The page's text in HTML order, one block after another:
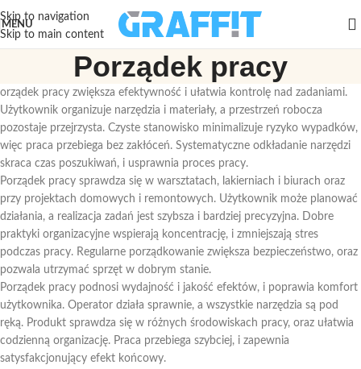
Skip to navigation
Skip to main content
MENU
Porządek pracy
orządek pracy zwiększa efektywność i ułatwia kontrolę nad zadaniami.
Użytkownik organizuje narzędzia i materiały, a przestrzeń robocza
pozostaje przejrzysta. Czyste stanowisko minimalizuje ryzyko wypadków,
więc praca przebiega bez zakłóceń. Systematyczne odkładanie narzędzi
skraca czas poszukiwań, i usprawnia proces pracy.
Porządek pracy sprawdza się w warsztatach, lakierniach i biurach oraz
przy projektach domowych i remontowych. Użytkownik może planować
działania, a realizacja zadań jest szybsza i bardziej precyzyjna. Dobre
praktyki organizacyjne wspierają koncentrację, i zmniejszają stres
podczas pracy. Regularne porządkowanie zwiększa bezpieczeństwo, oraz
pozwala utrzymać sprzęt w dobrym stanie.
Porządek pracy podnosi wydajność i jakość efektów, i poprawia komfort
użytkownika. Operator działa sprawnie, a wszystkie narzędzia są pod
ręką. Produkt sprawdza się w różnych środowiskach pracy, oraz ułatwia
codzienną organizację. Praca przebiega szybciej, i zapewnia
satysfakcjonujący efekt końcowy.